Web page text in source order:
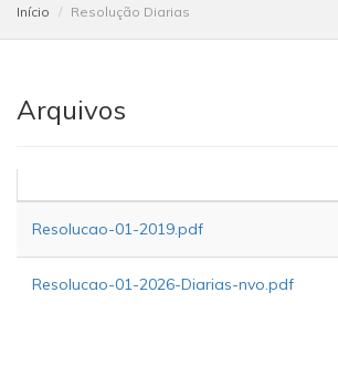
Início Resolução Diarias
Arquivos
Resolucao-01-2019.pdf
Resolucao-01-2026-Diarias-nvo.pdf